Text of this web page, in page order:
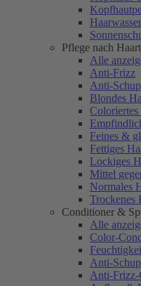
Haarwasser
Pflege nach
Alle
Anti-Frizz
Anti-
Blondes
Coloriertes
Feines &
Fettiges
Lockiges
Mittel
Normales
Trockenes
Conditioner &
Alle
Color-
Anti-
Anti-Frizz-